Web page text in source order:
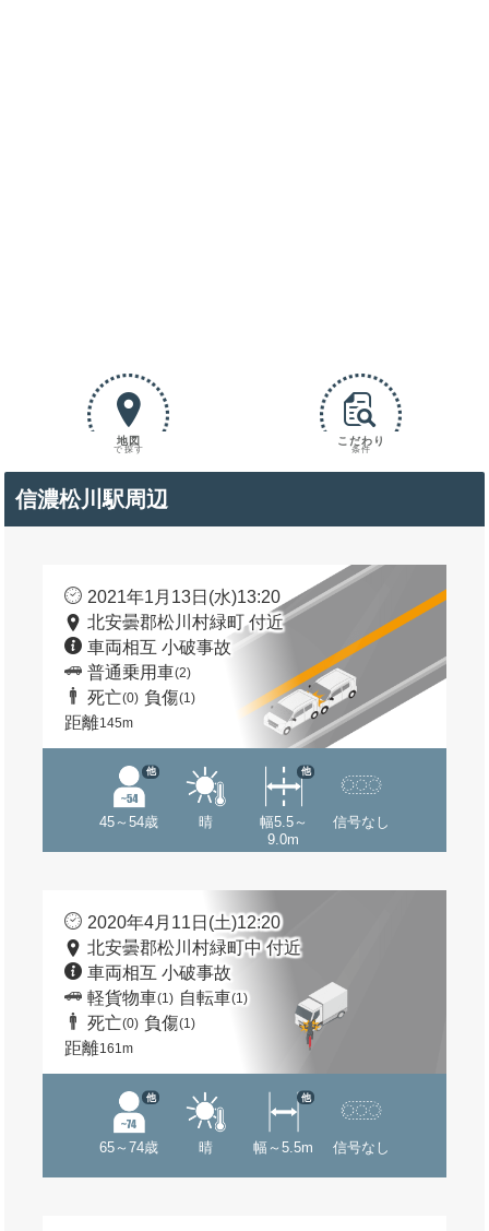
地図
で探す
こだわり
条件
信濃松川駅周辺
2021年1月13日(水)13:20
北安曇郡松川村緑町 付近
車両相互 小破事故
普通乗用車(2)
死亡(0) 負傷(1)
距離145m
45～54歳
他
晴
幅5.5～
9.0m
他
信号なし
2020年4月11日(土)12:20
北安曇郡松川村緑町中 付近
車両相互 小破事故
軽貨物車(1) 自転車(1)
死亡(0) 負傷(1)
距離161m
65～74歳
他
晴 幅～5.5m
他
信号なし